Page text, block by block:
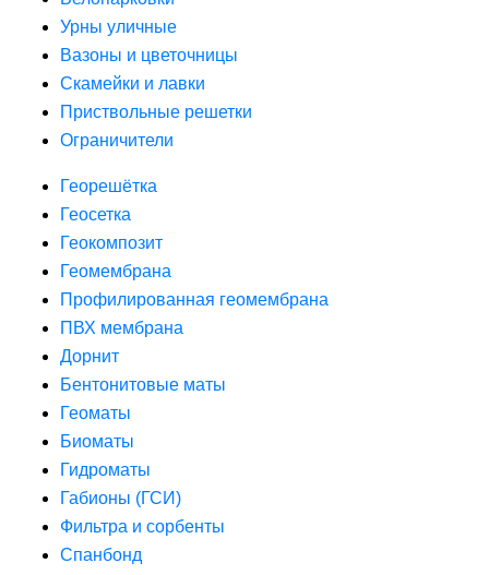
Урны уличные
Вазоны и цветочницы
Скамейки и лавки
Приствольные решетки
Ограничители
Георешётка
Геосетка
Геокомпозит
Геомембрана
Профилированная геомембрана
ПВХ мембрана
Дорнит
Бентонитовые маты
Геоматы
Биоматы
Гидроматы
Габионы (ГСИ)
Фильтра и сорбенты
Спанбонд